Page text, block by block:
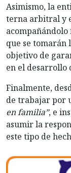
Asimismo, la
terna arbitral y
que se tomarán
objetivo de
en el desarrollo
Finalmente,
de trabajar por
en familia”, e
asumir la
este tipo de